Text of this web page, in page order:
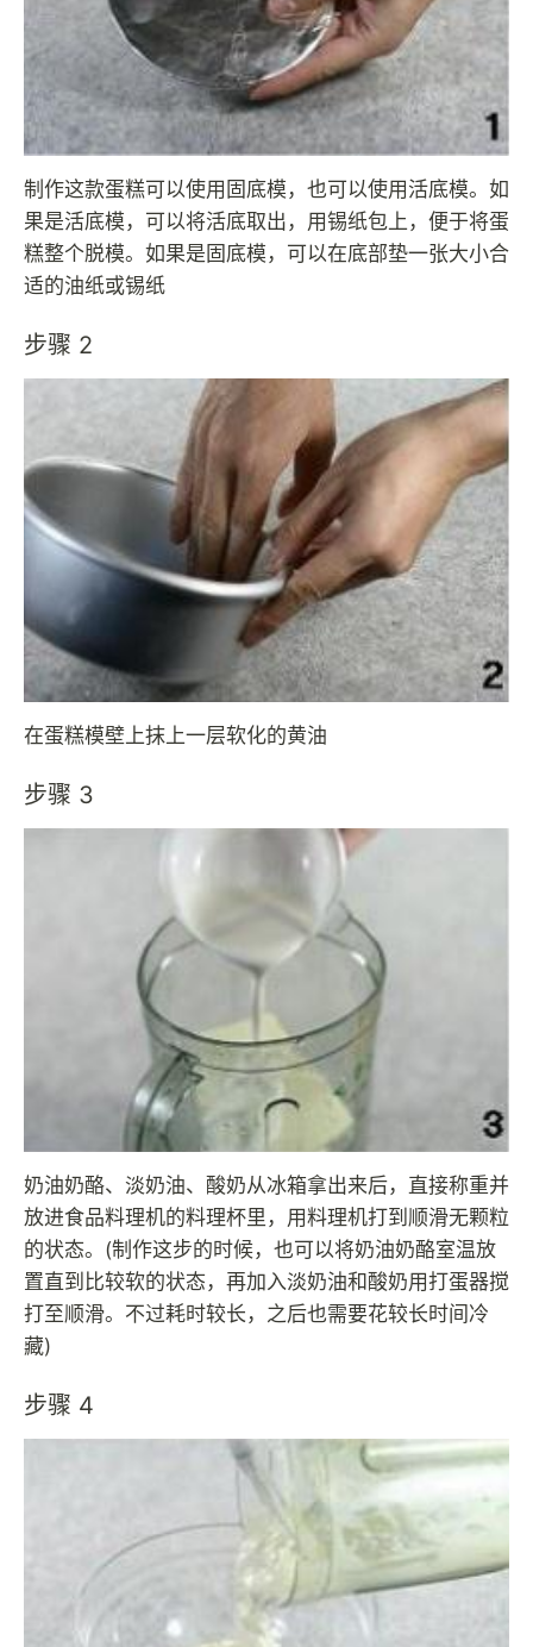
制作这款蛋糕可以使用固底模，也可以使用活底模。如
果是活底模，可以将活底取出，用锡纸包上，便于将蛋
糕整个脱模。如果是固底模，可以在底部垫一张大小合
适的油纸或锡纸
步骤 2
在蛋糕模壁上抹上一层软化的黄油
步骤 3
奶油奶酪、淡奶油、酸奶从冰箱拿出来后，直接称重并
放进食品料理机的料理杯里，用料理机打到顺滑无颗粒
的状态。(制作这步的时候，也可以将奶油奶酪室温放
置直到比较软的状态，再加入淡奶油和酸奶用打蛋器搅
打至顺滑。不过耗时较长，之后也需要花较长时间冷
藏)
步骤 4